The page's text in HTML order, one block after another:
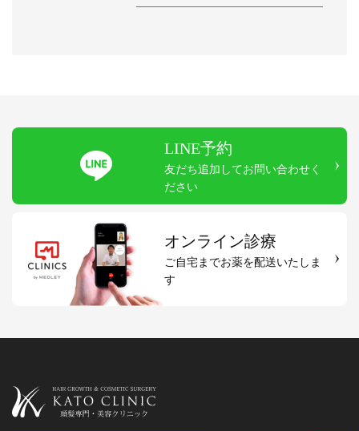
LINE予約
友だち追加してお問い合わせく
ださい
オンライン診療
ご自宅までお薬を配送いたしま
す